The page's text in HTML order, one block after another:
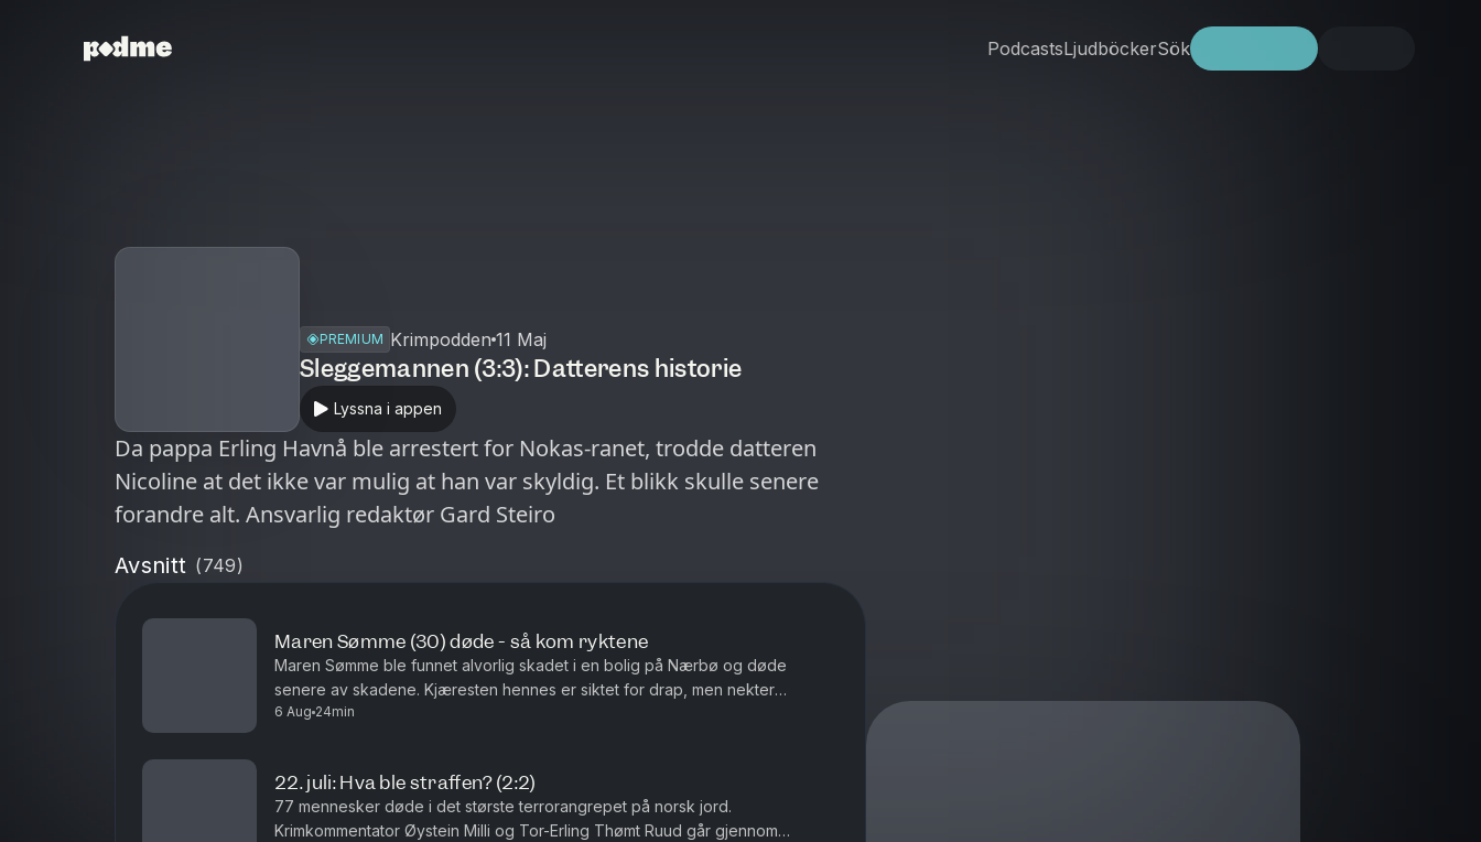
PodcastsLjudböckerSök
PREMIUM Krimpodden 11 Maj
Sleggemannen (3:3): Datterens historie
Lyssna i appen
Da pappa Erling Havnå ble arrestert for Nokas-ranet, trodde datteren
Nicoline at det ikke var mulig at han var skyldig. Et blikk skulle senere
forandre alt. Ansvarlig redaktør Gard Steiro
Avsnitt (749)
Maren Sømme (30) døde - så kom ryktene
Maren Sømme ble funnet alvorlig skadet i en bolig på Nærbø og døde
senere av skadene. Kjæresten hennes er siktet for drap, men nekter
straffskyld. I denne episoden går Tor-Erling Thømt Ruud og Øystein...
6 Aug 24min
22. juli: Hva ble straffen? (2:2)
77 mennesker døde i det største terrorangrepet på norsk jord.
Krimkommentator Øystein Milli og Tor-Erling Thømt Ruud går gjennom